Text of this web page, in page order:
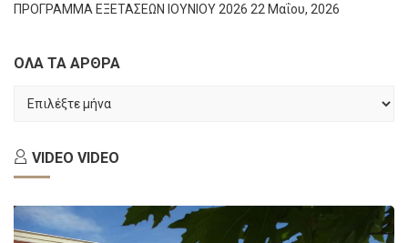
ΠΡΟΓΡΑΜΜΑ ΕΞΕΤΑΣΕΩΝ ΙΟΥΝΙΟΥ 2026 22 Μαΐου, 2026
ΟΛΑ ΤΑ ΑΡΘΡΑ
ΤΑ
VIDEO VIDEO